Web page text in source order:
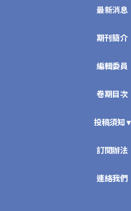
最新消息
期刊簡介
編輯委員
卷期目次
投稿須知 ▾
訂閱辦法
連絡我們